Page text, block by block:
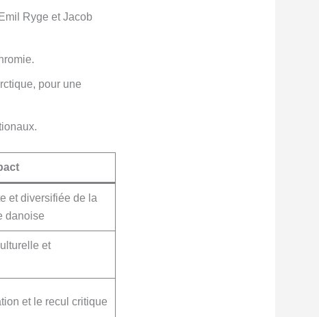
Ryge et Jacob
pour une
et diversifiée de la
danoise
et
et le recul critique